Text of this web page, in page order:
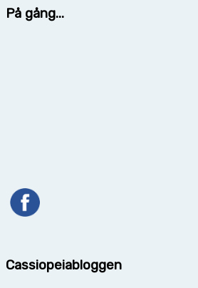
På gång...
Cassiopeiabloggen